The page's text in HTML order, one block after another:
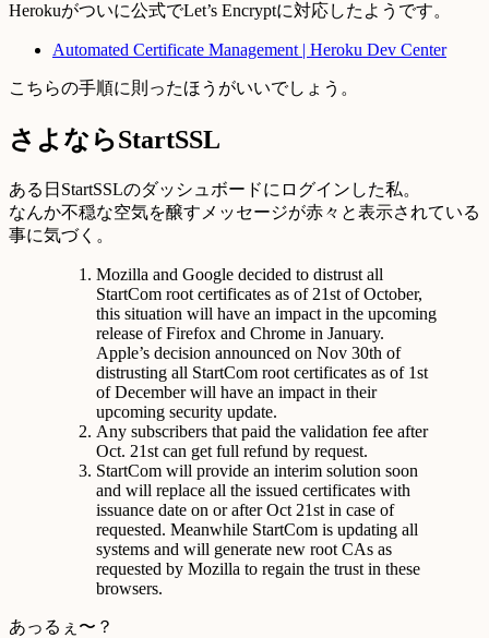
Herokuがついに公式でLet’s Encryptに対応したようです。
Automated Certificate Management | Heroku Dev Center
こちらの手順に則ったほうがいいでしょう。
さよならStartSSL
ある日StartSSLのダッシュボードにログインした私。
なんか不穏な空気を醸すメッセージが赤々と表示されている
事に気づく。
Mozilla and Google decided to distrust all
StartCom root certificates as of 21st of October,
this situation will have an impact in the upcoming
release of Firefox and Chrome in January.
Apple’s decision announced on Nov 30th of
distrusting all StartCom root certificates as of 1st
of December will have an impact in their
upcoming security update.
Any subscribers that paid the validation fee after
Oct. 21st can get full refund by request.
StartCom will provide an interim solution soon
and will replace all the issued certificates with
issuance date on or after Oct 21st in case of
requested. Meanwhile StartCom is updating all
systems and will generate new root CAs as
requested by Mozilla to regain the trust in these
browsers.
あっるぇ〜？